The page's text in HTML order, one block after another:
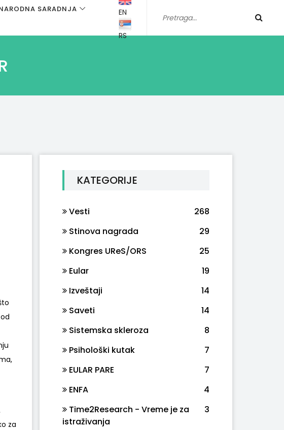
SARADNJA
EN
RS
za
KATEGORIJE
Vesti
268
Stinova nagrada
29
Kongres UReS/ORS
25
Eular
19
Izveštaji
14
Saveti
14
Sistemska skleroza
8
Psihološki kutak
7
EULAR PARE
7
ENFA
4
Time2Research - Vreme je za
istraživanja
3